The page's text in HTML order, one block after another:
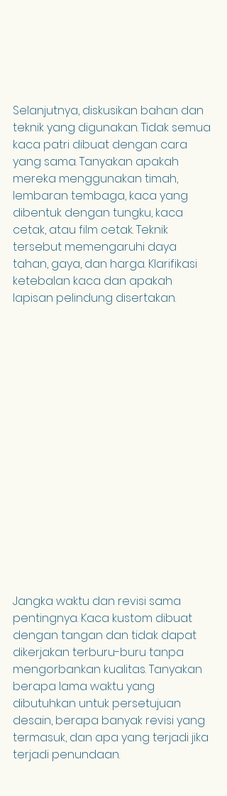
Selanjutnya, diskusikan bahan dan
teknik yang digunakan. Tidak semua
kaca patri dibuat dengan cara
yang sama. Tanyakan apakah
mereka menggunakan timah,
lembaran tembaga, kaca yang
dibentuk dengan tungku, kaca
cetak, atau film cetak. Teknik
tersebut memengaruhi daya
tahan, gaya, dan harga. Klarifikasi
ketebalan kaca dan apakah
lapisan pelindung disertakan.
Jangka waktu dan revisi sama
pentingnya. Kaca kustom dibuat
dengan tangan dan tidak dapat
dikerjakan terburu-buru tanpa
mengorbankan kualitas. Tanyakan
berapa lama waktu yang
dibutuhkan untuk persetujuan
desain, berapa banyak revisi yang
termasuk, dan apa yang terjadi jika
terjadi penundaan.